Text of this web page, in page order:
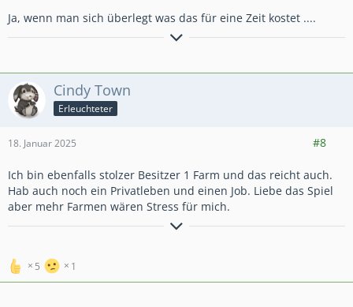
Ja, wenn man sich überlegt was das für eine Zeit kostet ....
Um klar zu sehen reicht oft ein wechsel der Blickrichtung.
Autor: Antoine de Saint-Exupéry
Cindy Town
Erleuchteter
18. Januar 2025
#8
Ich bin ebenfalls stolzer Besitzer 1 Farm und das reicht auch.
Hab auch noch ein Privatleben und einen Job. Liebe das Spiel
aber mehr Farmen wären Stress für mich.
5 1